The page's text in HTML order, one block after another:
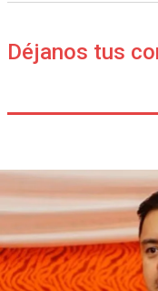
Déjanos tus